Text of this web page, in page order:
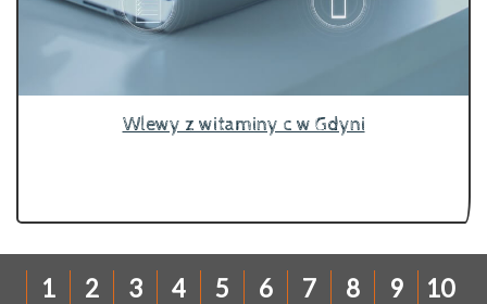
Wlewy z witaminy c w Gdyni
1 2 3 4 5 6 7 8 9
10